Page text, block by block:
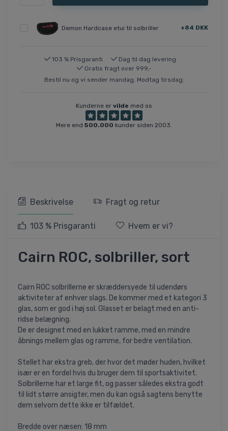
Demon Hardcase etui til solbriller +84 DKK
103 % Prisgaranti
Dag til dag levering
Gratis fragt over 999,-
Bestil nu og vi sender mandag. Modtag tirsdag.
Kunderne er vilde med os
Mere end 500.000 kunder siden 2003.
Beskrivelse Fragt og retur
103 % Prisgaranti Hvem er vi?
Cairn ROC, solbriller, sort
Cairn ROC solbrillerne er skræddersyede til udendørs
aktiviteter af enhver slags. De kommer med et kategori 3
glas, som er god i høj sol. Glasset er belagt med en anti-
ridse belægning.
De er designet med en lukket ramme, med en mindre
åbnings mellem glas og ramme, for bedre ventilation.
Stellet har ekstra greb, der hvor det møder huden, hvilket
især er en fordel hvis du bruger dem til sportsaktivitet.
Solbrillerne har et large fit, og passer således ekstra godt
til lidt større ansigter, men du kan også sagtens benytte
dem selvom dette ikke er tilfældet.
Bredde over næsen: 18 mm